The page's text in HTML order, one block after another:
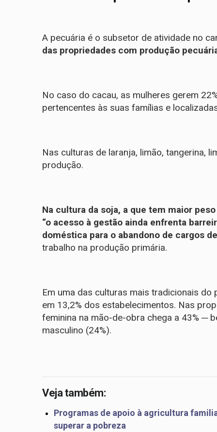
A pecuária é o subsetor de atividade no
das propriedades com produção
No caso do cacau, as mulheres gerem
pertencentes às suas famílias e
Nas culturas de laranja, limão, tangerina,
produção.
Na cultura da soja, a que tem maior
“o acesso à gestão ainda enfrenta
doméstica para o abandono de cargos
trabalho na produção primária.
Em uma das culturas mais tradicionais
em 13,2% dos estabelecimentos. Nas
feminina na mão-de-obra chega a 43% ─
masculino (24%).
Veja também:
Programas de apoio à agricultura
superar a pobreza